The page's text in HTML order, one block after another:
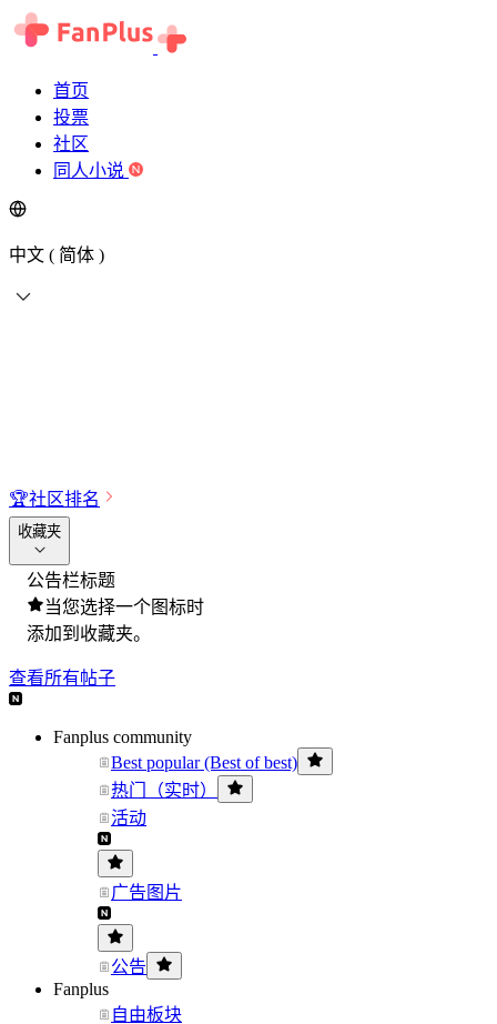
首页
投票
社区
同人小说
中文 ( 简体 )
🏆社区排名
收藏夹
公告栏标题
当您选择一个图标时
添加到收藏夹。
查看所有帖子
Fanplus community
Best popular (Best of best)
热门（实时）
活动
广告图片
公告
Fanplus
自由板块